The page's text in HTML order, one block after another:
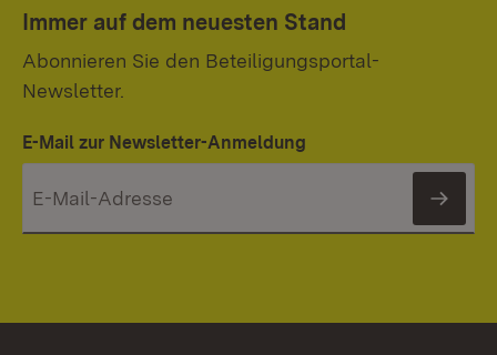
Immer auf dem neuesten Stand
Abonnieren Sie den Beteiligungsportal-
Newsletter.
E-Mail zur Newsletter-Anmeldung